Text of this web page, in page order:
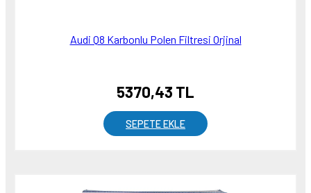
Audi Q8 Karbonlu Polen Filtresi Orjinal
5370,43 TL
SEPETE EKLE